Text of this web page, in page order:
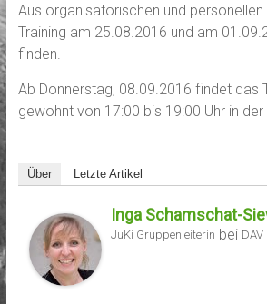
Aus organisatorischen und personellen
Training am 25.08.2016 und am
finden.
Ab Donnerstag, 08.09.2016 findet das
gewohnt von 17:00 bis 19:00 Uhr in der
Über Letzte Artikel
Inga Schamschat-
JuKi Gruppenleiterin bei